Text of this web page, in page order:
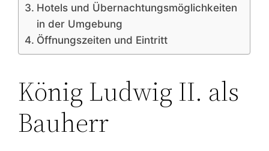
Hotels und Übernachtungsmöglichkeiten
in der Umgebung
Öffnungszeiten und Eintritt
König Ludwig II. als
Bauherr